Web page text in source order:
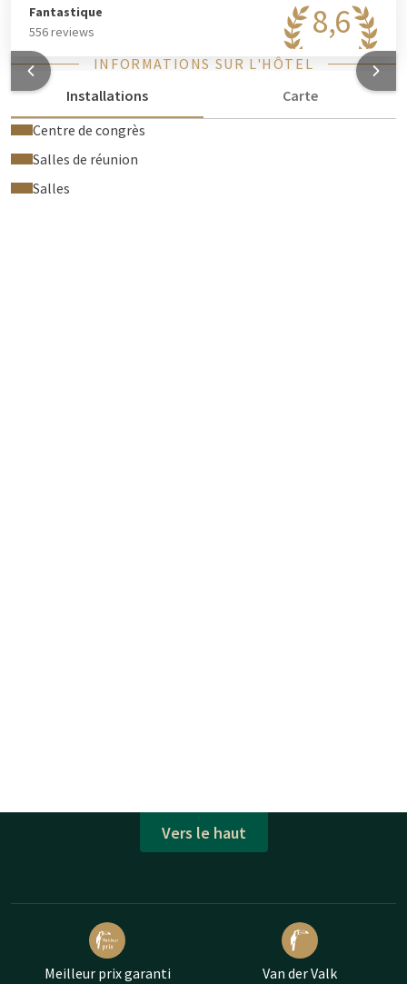
8,6
Fantastique
556 reviews
INFORMATIONS SUR L'HÔTEL
Installations
Carte
Centre de congrès
Salles de réunion
Salles
Vers le haut
Meilleur prix garanti Van der Valk